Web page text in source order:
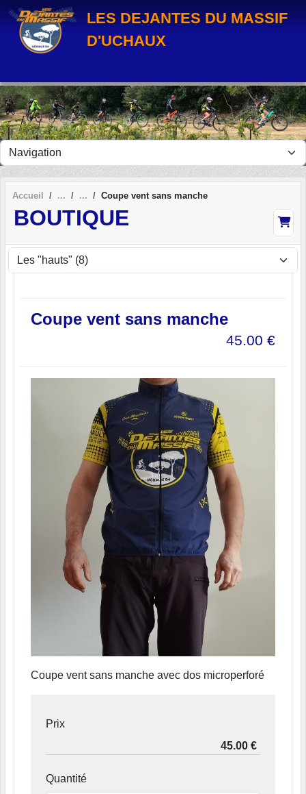
LES DEJANTES DU MASSIF
D'UCHAUX
Accueil Coupe vent sans manche
BOUTIQUE
Coupe vent sans manche
45.00 €
Coupe vent sans manche avec dos microperforé
Prix
Quantité
Panneau de gestion des cookies